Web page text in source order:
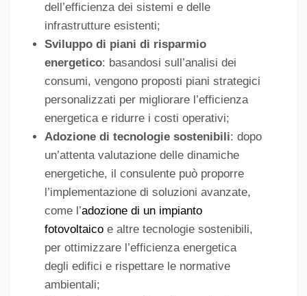
dell’efficienza dei sistemi e delle
infrastrutture esistenti;
Sviluppo di piani di risparmio
energetico: basandosi sull’analisi dei
consumi, vengono proposti piani strategici
personalizzati per migliorare l’efficienza
energetica e ridurre i costi operativi;
Adozione di tecnologie sostenibili: dopo
un’attenta valutazione delle dinamiche
energetiche, il consulente può proporre
l’implementazione di soluzioni avanzate,
come l’adozione di un impianto
fotovoltaico e altre tecnologie sostenibili,
per ottimizzare l’efficienza energetica
degli edifici e rispettare le normative
ambientali;